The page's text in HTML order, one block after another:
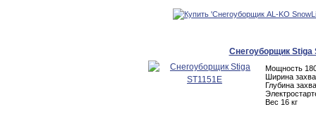
Снегоуборщик Stiga
Мощность
Ширина
Глубина
Вес 16 кг